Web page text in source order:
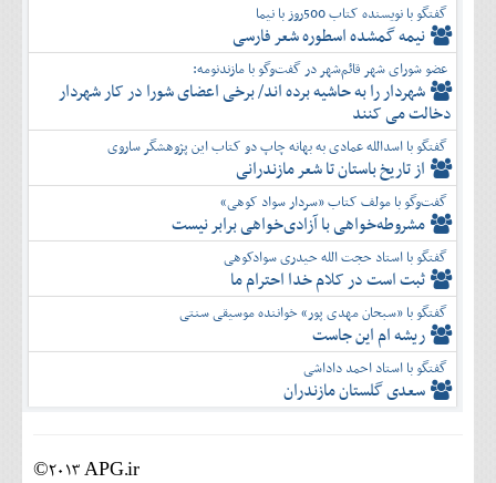
گفتگو با نویسنده کتاب 500روز با نیما
نیمه گمشده اسطوره شعر فارسی
عضو شورای شهر قائم‌شهر در گفت‌و‌گو با مازندنومه:
شهردار را به حاشیه برده اند/ برخی اعضای شورا در کار شهردار
دخالت می کنند
گفتگو با اسدالله عمادی به بهانه چاپ دو کتاب این پژوهشگر ساروی
از تاریخ باستان تا شعر مازندرانی
گفت‌وگو با مولف کتاب «سردار سواد کوهی»
مشروطه‌خواهی با آزادی‌خواهی برابر نیست
گفتگو با استاد حجت الله حیدری سوادکوهی
ثبت است در کلام خدا احترام ما
گفتگو با «سبحان مهدی پور» خواننده موسیقی سنتی
ریشه ام این جاست
گفتگو با استاد احمد داداشی
سعدی گلستان مازندران
©2013 APG.ir